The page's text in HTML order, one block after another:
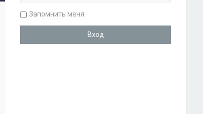
Запомнить меня